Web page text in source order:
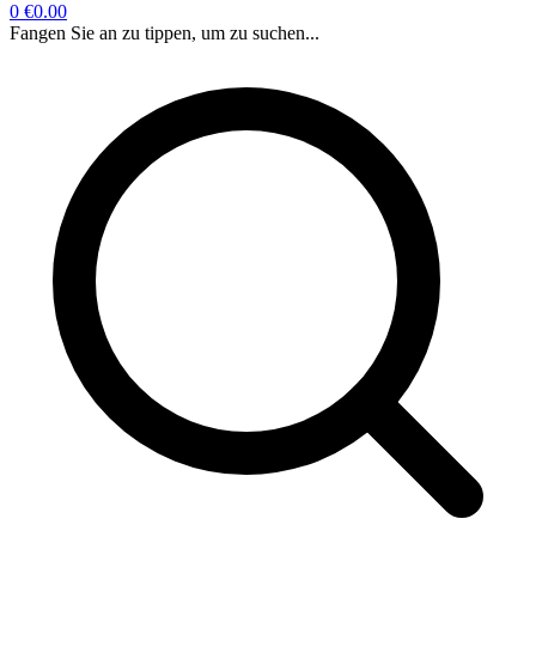
0 €0.00
Fangen Sie an zu tippen, um zu suchen...